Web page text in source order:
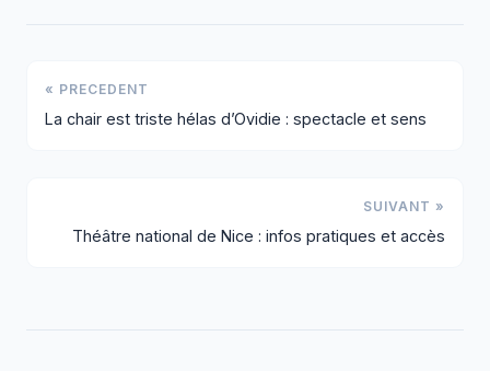
« PRECEDENT
La chair est triste hélas d’Ovidie : spectacle et sens
SUIVANT »
Théâtre national de Nice : infos pratiques et accès